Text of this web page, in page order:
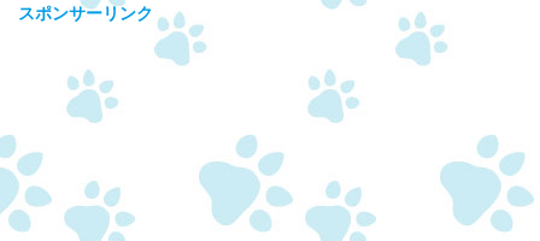
スポンサーリンク